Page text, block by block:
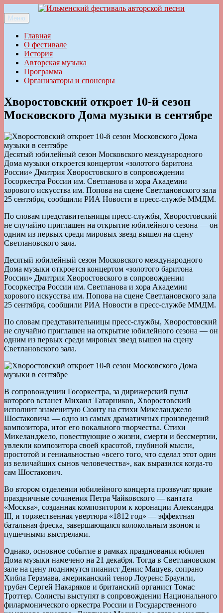
к
содержимому
Ильменский фестиваль авторской песни
Меню
Главная
О фестивале
История
Авторская музыка
Программа
Организаторы и спонсоры
Хворостовский откроет 10-й сезон
Московского Дома музыки в сентябре
Десятый юбилейный сезон Московского международного
Дома музыки откроется концертом «золотого баритона
России» Дмитрия Хворостовского в сопровождении
Госоркестра России им. Светланова и хора Академии
хорового искусства им. Попова на сцене Светлановского зала
25 сентября, сообщили РИА Новости в пресс-службе ММДМ.
По словам представительницы пресс-службы, Хворостовский
не случайно приглашен на открытие юбилейного сезона — он
одним из первых среди мировых звезд вышел на сцену
Светлановского зала.
Десятый юбилейный сезон Московского международного
Дома музыки откроется концертом «золотого баритона
России» Дмитрия Хворостовского в сопровождении
Госоркестра России им. Светланова и хора Академии
хорового искусства им. Попова на сцене Светлановского зала
25 сентября, сообщили РИА Новости в пресс-службе ММДМ.
По словам представительницы пресс-службы, Хворостовский
не случайно приглашен на открытие юбилейного сезона — он
одним из первых среди мировых звезд вышел на сцену
Светлановского зала.
В сопровождении Госоркестра, за дирижерский пульт
которого встанет Михаил Татарников, Хворостовский
исполнит знаменитую Сюиту на стихи Микеланджело
Шостаковича — одно из самых драматичных произведений
композитора, итог его вокального творчества. Стихи
Микеланджело, повествующие о жизни, смерти и бессмертии,
увлекли композитора своей красотой, глубиной мысли,
простотой и гениальностью «всего того, что сделал этот один
из величайших сынов человечества», как выразился когда-то
сам Шостакович.
Во втором отделении юбилейного концерта прозвучат яркие
праздничные сочинения Петра Чайковского — кантата
«Москва», созданная композитором к коронации Александра
III, и торжественная увертюра «1812 год» — эффектная
батальная фреска, завершающаяся колокольным звоном и
пушечными выстрелами.
Однако, основное событие в рамках празднования юбилея
Дома музыки намечено на 21 декабря. Тогда в Светлановском
зале на цену поднимутся пианист Денис Мацуев, сопрано
Хибла Герзмава, американский тенор Лоуренс Браунли,
трубач Сергей Накаряков и британский органист Томас
Троттер. Солисты выступят в сопровождении Национального
филармонического оркестра России и Государственного